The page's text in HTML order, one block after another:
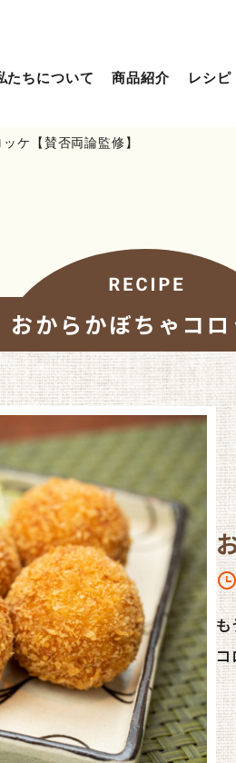
たちについて 商品紹介 レシピ
ケ【賛否両論監修】
おからかぼちゃコロ
コ